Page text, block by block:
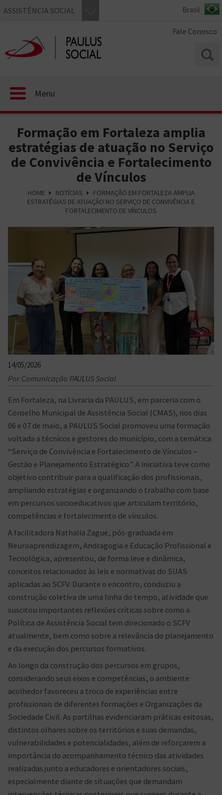
ASSISTÊNCIA SOCIAL
Fale Conosco
Menu
Formação em Fortaleza amplia
estratégias de atuação no Serviço
de Convivência e Fortalecimento
de Vínculos
HOME NOTÍCIAS
FORMAÇÃO EM FORTALEZA AMPLIA
ESTRATÉGIAS DE ATUAÇÃO NO SERVIÇO DE CONVIVÊNCIA E
FORTALECIMENTO DE VÍNCULOS
14/05/2026
Por Comunicação PAULUS Social
Em Fortaleza, na Livraria da PAULUS, em parceria com o
Conselho Municipal de Assistência Social (CMAS), nos dias
06 e 07 de maio, a PAULUS Social promoveu uma formação
voltada a técnicos e gestores do município, com a temática
“Serviço de Convivência e Fortalecimento de Vínculos –
Gestão e Planejamento Estratégico”. A iniciativa teve como
objetivo contribuir para a qualificação dos profissionais,
ampliando estratégias e organizando o trabalho com base
em percursos socioeducativos que articulam território,
competências e fortalecimento de vínculos.
A facilitadora Nathalia Zague, pós-graduada em
Neuroaprendizagem, Andragogia e Educação Profissional e
Tecnológica, apresentou, de forma leve e dinâmica,
conceitos relacionados às leis e normativas do SUAS
aplicadas ao SCFV. Durante o encontro, conduziu a
construção coletiva de uma linha do tempo, atividade que
suscitou importantes reflexões críticas sobre como a
Política de Assistência Social tem direcionado o SCFV
atualmente, bem como sobre a relevância do planejamento
e da execução dos percursos formativos.
Ao longo da construção dos percursos em grupos,
considerando seus eixos e competências, o ambiente
acolhedor favoreceu a troca de experiências entre
profissionais de diferentes formações e Organizações da
Sociedade Civil. As partilhas evidenciaram práticas exitosas,
distintos olhares sobre os territórios e suas demandas,
vulnerabilidades e potencialidades, além de reforçarem a
importância do acompanhamento técnico das atividades
realizadas junto a educadores e orientadores sociais,
especialmente diante de situações que demandam